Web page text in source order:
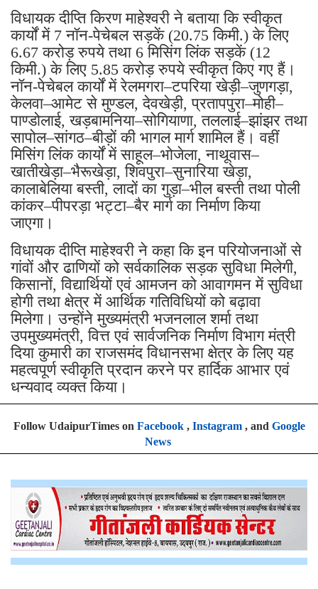
विधायक दीप्ति किरण माहेश्वरी ने बताया कि स्वीकृत
कार्यों में 7 नॉन-पेचेबल सड़कें (20.75 किमी.) के लिए
6.67 करोड़ रुपये तथा 6 मिसिंग लिंक सड़कें (12
किमी.) के लिए 5.85 करोड़ रुपये स्वीकृत किए गए हैं।
नॉन-पेचेबल कार्यों में रेलमगरा–टपरिया खेड़ी–जुणगड़ा,
केलवा–आमेट से मुण्डल, देवखेड़ी, प्रतापपुरा–मोही–
पाण्डोलाई, खड़बामनिया–सोगियाणा, तललाई–झांझर तथा
सापोल–सांगठ–बीड़ों की भागल मार्ग शामिल हैं। वहीं
मिसिंग लिंक कार्यों में साहूल–भोजेला, नाथूवास–
खातीखेड़ा–भैरूखेड़ा, शिवपुरा–सुनारिया खेड़ा,
कालाबेलिया बस्ती, लादों का गुड़ा–भील बस्ती तथा पोली
कांकर–पीपरड़ा भट्टा–बैर मार्ग का निर्माण किया
जाएगा।
विधायक दीप्ति माहेश्वरी ने कहा कि इन परियोजनाओं से
गांवों और ढाणियों को सर्वकालिक सड़क सुविधा मिलेगी,
किसानों, विद्यार्थियों एवं आमजन को आवागमन में सुविधा
होगी तथा क्षेत्र में आर्थिक गतिविधियों को बढ़ावा
मिलेगा। उन्होंने मुख्यमंत्री भजनलाल शर्मा तथा
उपमुख्यमंत्री, वित्त एवं सार्वजनिक निर्माण विभाग मंत्री
दिया कुमारी का राजसमंद विधानसभा क्षेत्र के लिए यह
महत्वपूर्ण स्वीकृति प्रदान करने पर हार्दिक आभार एवं
धन्यवाद व्यक्त किया।
Follow UdaipurTimes on Facebook, Instagram, and Google
News